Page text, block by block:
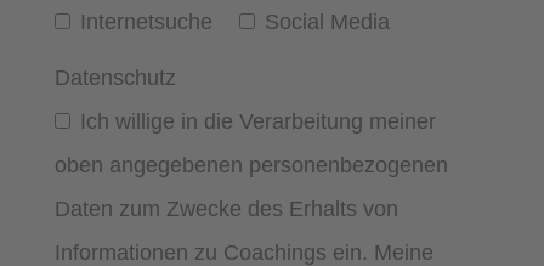
Internetsuche
Social Media
Datenschutz
Ich willige in die Verarbeitung meiner
oben angegebenen personenbezogenen
Daten zum Zwecke des Erhalts von
Informationen zu Coachings ein. Meine